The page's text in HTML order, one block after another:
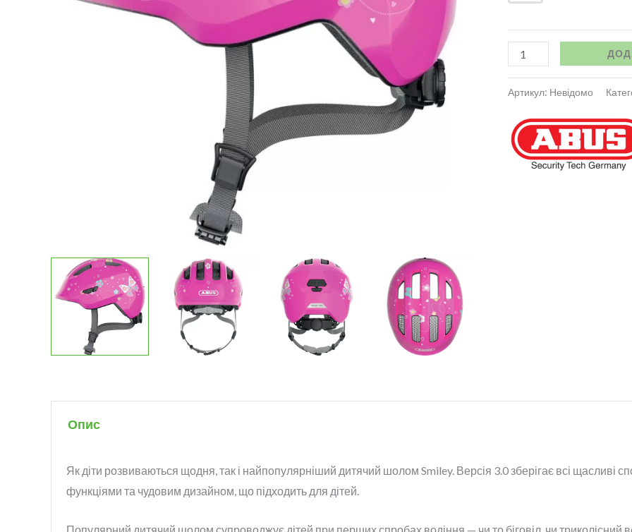
Артикул: Невідомо
Опис
Як діти розвиваються щодня, так і найпопулярніший дитячий шолом Smiley. Версія 3.0 зберігає всі щасливі
функціями та чудовим дизайном, що підходить для дітей.
Популярний дитячий шолом супроводжує дітей при перших спробах водіння — чи то біговіл, чи триколісний